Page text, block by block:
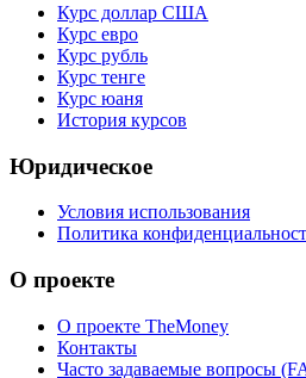
Курс доллар США
Курс евро
Курс рубль
Курс тенге
Курс юаня
История курсов
Юридическое
Условия использования
Политика
О проекте
О проекте TheMoney
Контакты
Часто задаваемые вопросы